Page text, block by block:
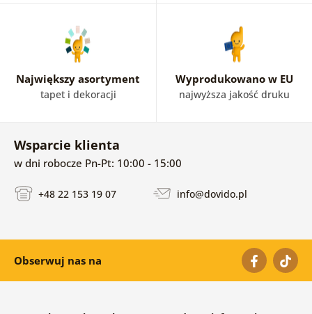
Największy asortyment
tapet i dekoracji
Wyprodukowano w EU
najwyższa jakość druku
Wsparcie klienta
w dni robocze Pn-Pt: 10:00 - 15:00
+48 22 153 19 07 info@dovido.pl
Obserwuj nas na